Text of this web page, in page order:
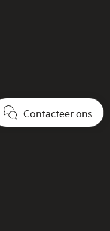
Contacteer ons